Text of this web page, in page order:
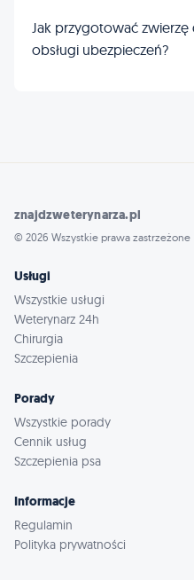
Jak przygotować zwierzę
obsługi ubezpieczeń?
znajdzweterynarza.pl
© 2026 Wszystkie prawa zastrzeżone
Usługi
Wszystkie usługi
Weterynarz 24h
Chirurgia
Szczepienia
Porady
Wszystkie porady
Cennik usług
Szczepienia psa
Informacje
Regulamin
Polityka prywatności